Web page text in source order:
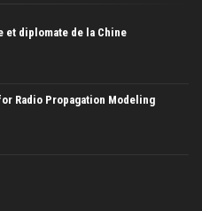
diplomate de la Chine
Radio Propagation Modeling